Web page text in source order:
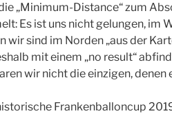
„Minimum-Distance“ zum
Es ist uns nicht gelungen, im
wir sind im Norden „aus der
mit einem „no result“
wir nicht die einzigen, denen
Frankenballoncup